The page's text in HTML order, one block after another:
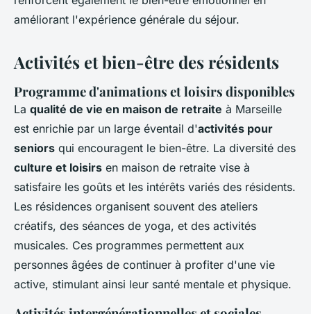
améliorant l'expérience générale du séjour.
Activités et bien-être des résidents
Programme d'animations et loisirs disponibles
La qualité de vie en maison de retraite à Marseille
est enrichie par un large éventail d'activités pour
seniors qui encouragent le bien-être. La diversité des
culture et loisirs en maison de retraite vise à
satisfaire les goûts et les intérêts variés des résidents.
Les résidences organisent souvent des ateliers
créatifs, des séances de yoga, et des activités
musicales. Ces programmes permettent aux
personnes âgées de continuer à profiter d'une vie
active, stimulant ainsi leur santé mentale et physique.